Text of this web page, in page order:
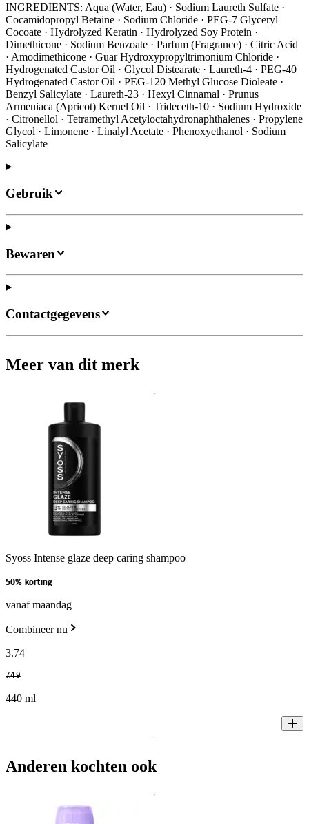
INGREDIENTS: Aqua (Water, Eau) · Sodium Laureth Sulfate ·
Cocamidopropyl Betaine · Sodium Chloride · PEG-7 Glyceryl
Cocoate · Hydrolyzed Keratin · Hydrolyzed Soy Protein ·
Dimethicone · Sodium Benzoate · Parfum (Fragrance) · Citric Acid
· Amodimethicone · Guar Hydroxypropyltrimonium Chloride ·
Hydrogenated Castor Oil · Glycol Distearate · Laureth-4 · PEG-40
Hydrogenated Castor Oil · PEG-120 Methyl Glucose Dioleate ·
Benzyl Salicylate · Laureth-23 · Hexyl Cinnamal · Prunus
Armeniaca (Apricot) Kernel Oil · Trideceth-10 · Sodium Hydroxide
· Citronellol · Tetramethyl Acetyloctahydronaphthalenes · Propylene
Glycol · Limonene · Linalyl Acetate · Phenoxyethanol · Sodium
Salicylate
Gebruik
Bewaren
Contactgegevens
Meer van dit merk
Syoss Intense glaze deep caring shampoo
50% korting
vanaf maandag
Combineer nu
3.74
7.49
440 ml
Anderen kochten ook